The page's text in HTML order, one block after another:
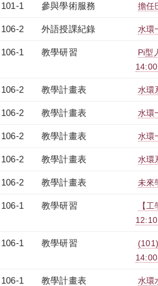
101-1 參與學術服務 擔任
106-2 外語授課紀錄 水環
106-1 教學研習
Pi型
106-2 教學計畫表 水環
106-2 教學計畫表 水環
106-2 教學計畫表 水環
106-2 教學計畫表 水環
106-2 教學計畫表 未來
106-1 教學研習
【
106-1 教學研習
106-1 教學計畫表 水環